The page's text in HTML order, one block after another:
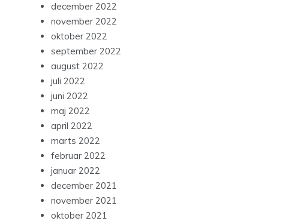
december 2022
november 2022
oktober 2022
september 2022
august 2022
juli 2022
juni 2022
maj 2022
april 2022
marts 2022
februar 2022
januar 2022
december 2021
november 2021
oktober 2021